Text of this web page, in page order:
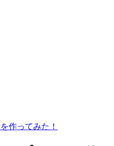
作ってみた！